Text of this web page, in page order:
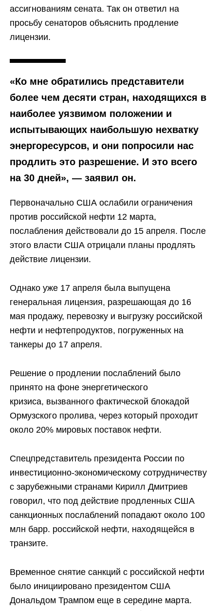
ассигнованиям сената. Так он ответил на
просьбу сенаторов объяснить продление
лицензии.
«Ко мне обратились представители
более чем десяти стран, находящихся в
наиболее уязвимом положении и
испытывающих наибольшую нехватку
энергоресурсов, и они попросили нас
продлить это разрешение. И это всего
на 30 дней», — заявил он.
Первоначально США ослабили ограничения
против российской нефти 12 марта,
послабления действовали до 15 апреля. После
этого власти США отрицали планы продлять
действие лицензии.
Однако уже 17 апреля была выпущена
генеральная лицензия, разрешающая до 16
мая продажу, перевозку и выгрузку российской
нефти и нефтепродуктов, погруженных на
танкеры до 17 апреля.
Решение о продлении послаблений было
принято на фоне энергетического
кризиса, вызванного фактической блокадой
Ормузского пролива, через который проходит
около 20% мировых поставок нефти.
Спецпредставитель президента России по
инвестиционно-экономическому сотрудничеству
с зарубежными странами Кирилл Дмитриев
говорил, что под действие продленных США
санкционных послаблений попадают около 100
млн барр. российской нефти, находящейся в
транзите.
Временное снятие санкций с российской нефти
было инициировано президентом США
Дональдом Трампом еще в середине марта.